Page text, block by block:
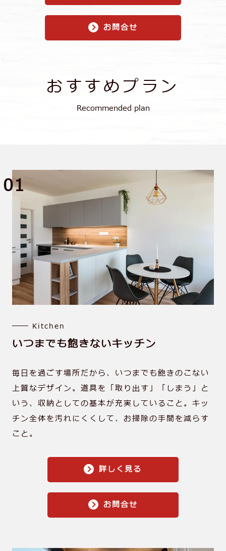
お問合せ
おすすめプラン
Recommended plan
01
Kitchen
いつまでも飽きないキッチン
毎⽇を過ごす場所だから、いつまでも飽きのこない
上質なデザイン。道具を「取り出す」「しまう」と
いう、収納としての基本が充実していること。キッ
チン全体を汚れにくくして、お掃除の⼿間を減らす
こと。
詳しく見る
お問合せ